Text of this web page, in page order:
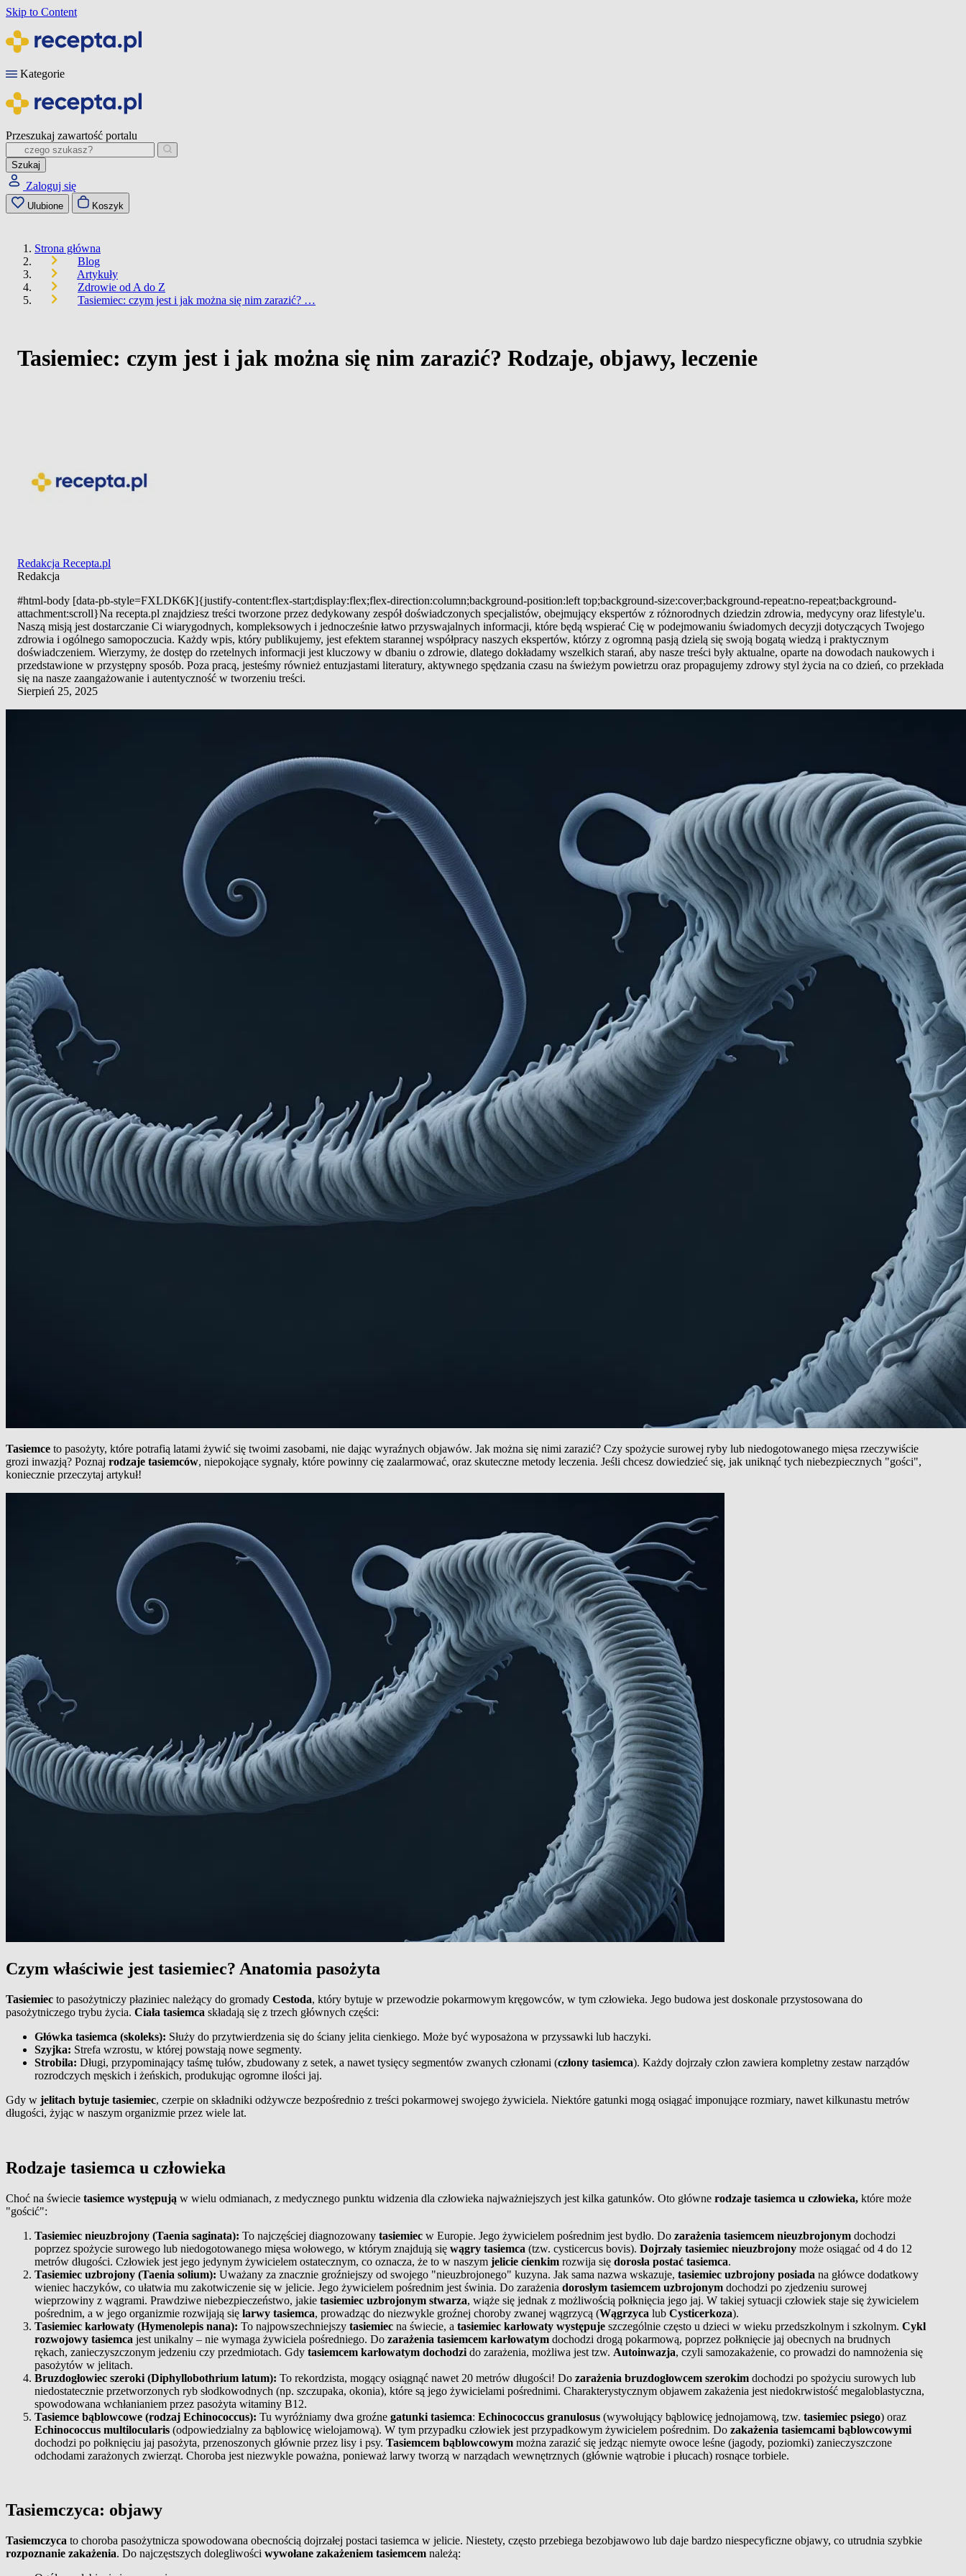
Skip to Content
Kategorie
Przeszukaj zawartość portalu
Szukaj
Zaloguj się
Ulubione Koszyk
Strona główna
Blog
Artykuły
Zdrowie od A do Z
Tasiemiec: czym jest i jak można się nim zarazić? …
Tasiemiec: czym jest i jak można się nim zarazić? Rodzaje, objawy, leczenie
Redakcja Recepta.pl
Redakcja
#html-body [data-pb-style=FXLDK6K]{justify-content:flex-start;display:flex;flex-direction:column;background-position:left top;background-size:cover;background-repeat:no-repeat;background-
attachment:scroll}Na recepta.pl znajdziesz treści tworzone przez dedykowany zespół doświadczonych specjalistów, obejmujący ekspertów z różnorodnych dziedzin zdrowia, medycyny oraz lifestyle'u.
Naszą misją jest dostarczanie Ci wiarygodnych, kompleksowych i jednocześnie łatwo przyswajalnych informacji, które będą wspierać Cię w podejmowaniu świadomych decyzji dotyczących Twojego
zdrowia i ogólnego samopoczucia. Każdy wpis, który publikujemy, jest efektem starannej współpracy naszych ekspertów, którzy z ogromną pasją dzielą się swoją bogatą wiedzą i praktycznym
doświadczeniem. Wierzymy, że dostęp do rzetelnych informacji jest kluczowy w dbaniu o zdrowie, dlatego dokładamy wszelkich starań, aby nasze treści były aktualne, oparte na dowodach naukowych i
przedstawione w przystępny sposób. Poza pracą, jesteśmy również entuzjastami literatury, aktywnego spędzania czasu na świeżym powietrzu oraz propagujemy zdrowy styl życia na co dzień, co przekłada
się na nasze zaangażowanie i autentyczność w tworzeniu treści.
Sierpień 25, 2025
Tasiemce to pasożyty, które potrafią latami żywić się twoimi zasobami, nie dając wyraźnych objawów. Jak można się nimi zarazić? Czy spożycie surowej ryby lub niedogotowanego mięsa rzeczywiście
grozi inwazją? Poznaj rodzaje tasiemców, niepokojące sygnały, które powinny cię zaalarmować, oraz skuteczne metody leczenia. Jeśli chcesz dowiedzieć się, jak uniknąć tych niebezpiecznych "gości",
koniecznie przeczytaj artykuł!
Czym właściwie jest tasiemiec? Anatomia pasożyta
Tasiemiec to pasożytniczy płaziniec należący do gromady Cestoda, który bytuje w przewodzie pokarmowym kręgowców, w tym człowieka. Jego budowa jest doskonale przystosowana do
pasożytniczego trybu życia. Ciała tasiemca składają się z trzech głównych części:
Główka tasiemca (skoleks): Służy do przytwierdzenia się do ściany jelita cienkiego. Może być wyposażona w przyssawki lub haczyki.
Szyjka: Strefa wzrostu, w której powstają nowe segmenty.
Strobila: Długi, przypominający taśmę tułów, zbudowany z setek, a nawet tysięcy segmentów zwanych członami (człony tasiemca). Każdy dojrzały człon zawiera kompletny zestaw narządów
rozrodczych męskich i żeńskich, produkując ogromne ilości jaj.
Gdy w jelitach bytuje tasiemiec, czerpie on składniki odżywcze bezpośrednio z treści pokarmowej swojego żywiciela. Niektóre gatunki mogą osiągać imponujące rozmiary, nawet kilkunastu metrów
długości, żyjąc w naszym organizmie przez wiele lat.
Rodzaje tasiemca u człowieka
Choć na świecie tasiemce występują w wielu odmianach, z medycznego punktu widzenia dla człowieka najważniejszych jest kilka gatunków. Oto główne rodzaje tasiemca u człowieka, które może
"gościć":
Tasiemiec nieuzbrojony (Taenia saginata): To najczęściej diagnozowany tasiemiec w Europie. Jego żywicielem pośrednim jest bydło. Do zarażenia tasiemcem nieuzbrojonym dochodzi
poprzez spożycie surowego lub niedogotowanego mięsa wołowego, w którym znajdują się wągry tasiemca (tzw. cysticercus bovis). Dojrzały tasiemiec nieuzbrojony może osiągać od 4 do 12
metrów długości. Człowiek jest jego jedynym żywicielem ostatecznym, co oznacza, że to w naszym jelicie cienkim rozwija się dorosła postać tasiemca.
Tasiemiec uzbrojony (Taenia solium): Uważany za znacznie groźniejszy od swojego "nieuzbrojonego" kuzyna. Jak sama nazwa wskazuje, tasiemiec uzbrojony posiada na główce dodatkowy
wieniec haczyków, co ułatwia mu zakotwiczenie się w jelicie. Jego żywicielem pośrednim jest świnia. Do zarażenia dorosłym tasiemcem uzbrojonym dochodzi po zjedzeniu surowej
wieprzowiny z wągrami. Prawdziwe niebezpieczeństwo, jakie tasiemiec uzbrojonym stwarza, wiąże się jednak z możliwością połknięcia jego jaj. W takiej sytuacji człowiek staje się żywicielem
pośrednim, a w jego organizmie rozwijają się larwy tasiemca, prowadząc do niezwykle groźnej choroby zwanej wągrzycą (Wągrzyca lub Cysticerkoza).
Tasiemiec karłowaty (Hymenolepis nana): To najpowszechniejszy tasiemiec na świecie, a tasiemiec karłowaty występuje szczególnie często u dzieci w wieku przedszkolnym i szkolnym. Cykl
rozwojowy tasiemca jest unikalny – nie wymaga żywiciela pośredniego. Do zarażenia tasiemcem karłowatym dochodzi drogą pokarmową, poprzez połknięcie jaj obecnych na brudnych
rękach, zanieczyszczonym jedzeniu czy przedmiotach. Gdy tasiemcem karłowatym dochodzi do zarażenia, możliwa jest tzw. Autoinwazja, czyli samozakażenie, co prowadzi do namnożenia się
pasożytów w jelitach.
Bruzdogłowiec szeroki (Diphyllobothrium latum): To rekordzista, mogący osiągnąć nawet 20 metrów długości! Do zarażenia bruzdogłowcem szerokim dochodzi po spożyciu surowych lub
niedostatecznie przetworzonych ryb słodkowodnych (np. szczupaka, okonia), które są jego żywicielami pośrednimi. Charakterystycznym objawem zakażenia jest niedokrwistość megaloblastyczna,
spowodowana wchłanianiem przez pasożyta witaminy B12.
Tasiemce bąblowcowe (rodzaj Echinococcus): Tu wyróżniamy dwa groźne gatunki tasiemca: Echinococcus granulosus (wywołujący bąblowicę jednojamową, tzw. tasiemiec psiego) oraz
Echinococcus multilocularis (odpowiedzialny za bąblowicę wielojamową). W tym przypadku człowiek jest przypadkowym żywicielem pośrednim. Do zakażenia tasiemcami bąblowcowymi
dochodzi po połknięciu jaj pasożyta, przenoszonych głównie przez lisy i psy. Tasiemcem bąblowcowym można zarazić się jedząc niemyte owoce leśne (jagody, poziomki) zanieczyszczone
odchodami zarażonych zwierząt. Choroba jest niezwykle poważna, ponieważ larwy tworzą w narządach wewnętrznych (głównie wątrobie i płucach) rosnące torbiele.
Tasiemczyca: objawy
Tasiemczyca to choroba pasożytnicza spowodowana obecnością dojrzałej postaci tasiemca w jelicie. Niestety, często przebiega bezobjawowo lub daje bardzo niespecyficzne objawy, co utrudnia szybkie
rozpoznanie zakażenia. Do najczęstszych dolegliwości wywołane zakażeniem tasiemcem należą: